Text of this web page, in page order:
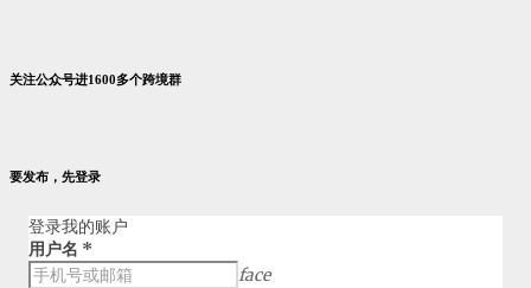
关注公众号进1600多个跨境群
要发布，先登录
登录我的账户
用户名 *
face